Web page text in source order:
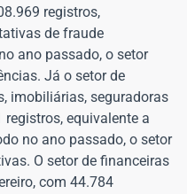
registros,
de fraude
ano passado, o setor
Já o setor de
imobiliárias, seguradoras
registros, equivalente a
no ano passado, o setor
O setor de financeiras
com 44.784